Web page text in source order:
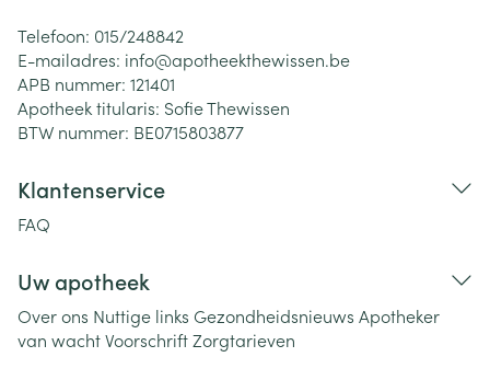
Telefoon: 015/248842
E-mailadres: info@apotheekthewissen.be
APB nummer: 121401
Apotheek titularis: Sofie Thewissen
BTW nummer: BE0715803877
Klantenservice
FAQ
Uw apotheek
Over ons Nuttige links Gezondheidsnieuws Apotheker
van wachtVoorschriftZorgtarieven